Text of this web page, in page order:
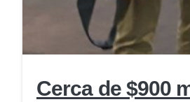
Cerca de $900